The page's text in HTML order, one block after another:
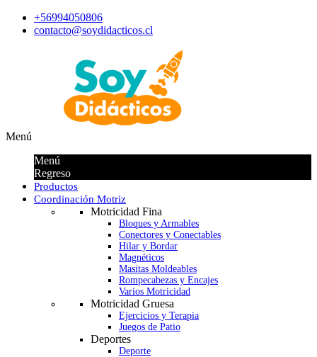
+56994050806
contacto@soydidacticos.cl
Menú
Menú
Regreso
Productos
Coordinación Motriz
Motricidad Fina
Bloques y Armables
Conectores y Conectables
Hilar y Bordar
Magnéticos
Masitas Moldeables
Rompecabezas y Encajes
Varios Motricidad
Motricidad Gruesa
Ejercicios y Terapia
Juegos de Patio
Deportes
Deporte